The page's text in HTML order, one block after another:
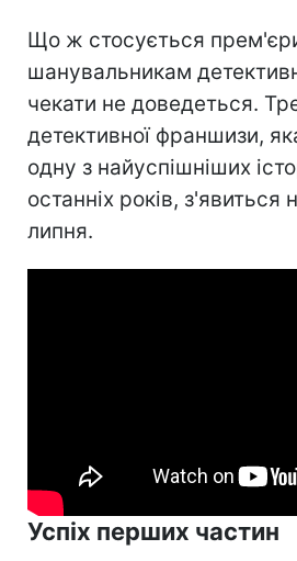
Що ж стосується
шанувальникам
чекати не доведеться.
детективної франшизи,
одну з найуспішніших
останніх років,
липня.
Успіх перших частин